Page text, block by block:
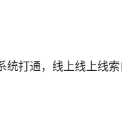
打通，线上线上线